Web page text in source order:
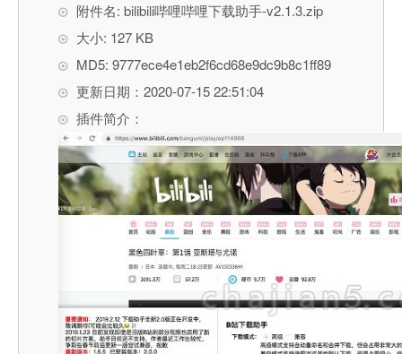
附件名: bilibili哔哩哔哩下载助手-v2.1.3.zip
大小: 127 KB
MD5: 9777ece4e1eb2f6cd68e9dc9b8c1ff89
更新日期：2020-07-15 22:51:04
插件简介：